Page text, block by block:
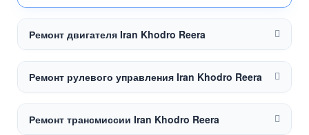
Ремонт двигателя Iran Khodro Reera
Ремонт рулевого управления Iran Khodro Reera
Ремонт трансмиссии Iran Khodro Reera